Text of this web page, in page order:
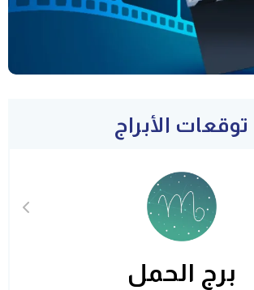
توقعات الأبراج
برج الحمل